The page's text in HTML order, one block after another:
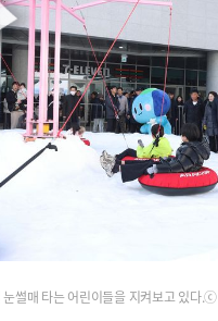
썰매 타는 어린이들을 지켜보고 있다.ⓒ